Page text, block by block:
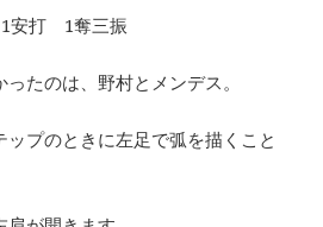
安打 1奪三振
たのは、野村とメンデス。
プのときに左足で弧を描くこと